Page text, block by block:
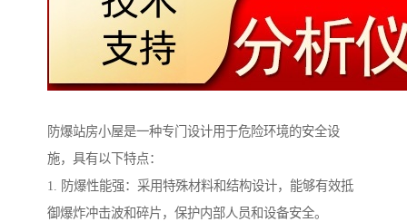
防爆站房小屋是一种专门设计用于危险环境的安全设
施，具有以下特点：
1. 防爆性能强：采用特殊材料和结构设计，能够有效抵
御爆炸冲击波和碎片，保护内部人员和设备安全。